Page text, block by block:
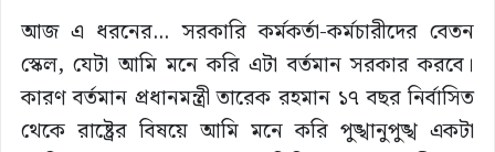
আজ এ ধরনের… সরকারি কর্মকর্তা-কর্মচারীদের বেতন
স্কেল, যেটা আমি মনে করি এটা বর্তমান সরকার করবে।
কারণ বর্তমান প্রধানমন্ত্রী তারেক রহমান ১৭ বছর নির্বাসিত
থেকে রাষ্ট্রের বিষয়ে আমি মনে করি পুঙ্খানুপুঙ্খ একটা